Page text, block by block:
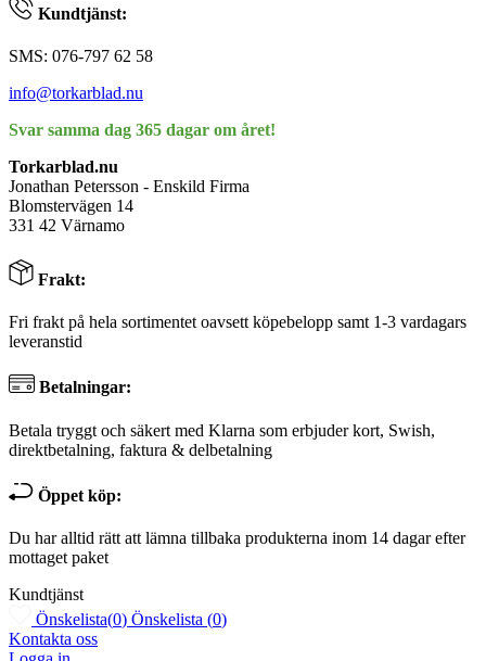
Kundtjänst:
SMS: 076-797 62 58
info@torkarblad.nu
Svar samma dag 365 dagar om året!
Torkarblad.nu
Jonathan Petersson - Enskild Firma
Blomstervägen 14
331 42 Värnamo
Frakt:
Fri frakt på hela sortimentet oavsett köpebelopp samt 1-3 vardagars
leveranstid
Betalningar:
Betala tryggt och säkert med Klarna som erbjuder kort, Swish,
direktbetalning, faktura & delbetalning
Öppet köp:
Du har alltid rätt att lämna tillbaka produkterna inom 14 dagar efter
mottaget paket
Kundtjänst
Önskelista(0) Önskelista (0)
Kontakta oss